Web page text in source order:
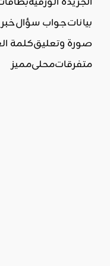
بياناتجواب سؤال
صورة وتعليقكلمة
متفرقاتمحليمميز